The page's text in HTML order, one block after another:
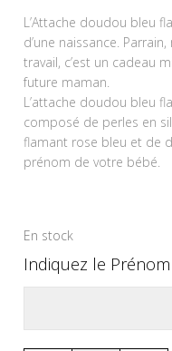
L’Attache doudou bleu
d’une naissance.
travail, c’est un cadeau
future maman.
L’attache doudou bleu
composé de perles en
flamant rose bleu et de
prénom de votre bébé.
En stock
Indiquez le